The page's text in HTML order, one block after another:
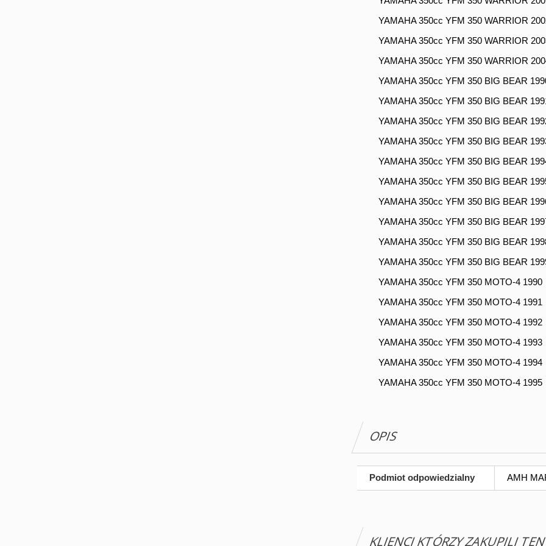
YAMAHA 350cc YFM 350 WARRIOR
YAMAHA 350cc YFM 350 WARRIOR
YAMAHA 350cc YFM 350 WARRIOR
YAMAHA 350cc YFM 350 BIG BEAR
YAMAHA 350cc YFM 350 BIG BEAR
YAMAHA 350cc YFM 350 BIG BEAR
YAMAHA 350cc YFM 350 BIG BEAR
YAMAHA 350cc YFM 350 BIG BEAR
YAMAHA 350cc YFM 350 BIG BEAR
YAMAHA 350cc YFM 350 BIG BEAR
YAMAHA 350cc YFM 350 BIG BEAR
YAMAHA 350cc YFM 350 BIG BEAR
YAMAHA 350cc YFM 350 BIG BEAR
YAMAHA 350cc YFM 350 MOTO-4 1990
YAMAHA 350cc YFM 350 MOTO-4 1991
YAMAHA 350cc YFM 350 MOTO-4 1992
YAMAHA 350cc YFM 350 MOTO-4 1993
YAMAHA 350cc YFM 350 MOTO-4 1994
YAMAHA 350cc YFM 350 MOTO-4 1995
OPIS
Podmiot odpowiedzialny AMH
KLIENCI KTÓRZY ZAKUPILI